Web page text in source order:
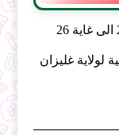
فترة التسجيلات من يوم 27 سبتمبر 2016 الى غاية 26
لولاية غليزان